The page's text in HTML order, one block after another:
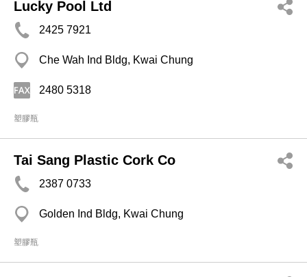
Lucky Pool Ltd
2425 7921
Che Wah Ind Bldg, Kwai Chung
2480 5318
塑膠瓶
Tai Sang Plastic Cork Co
2387 0733
Golden Ind Bldg, Kwai Chung
塑膠瓶